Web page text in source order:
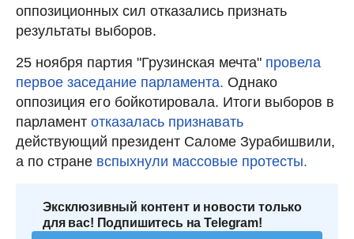
оппозиционных сил отказались признать
результаты выборов.
25 ноября партия "Грузинская мечта" провела
первое заседание парламента. Однако
оппозиция его бойкотировала. Итоги выборов в
парламент отказалась признавать
действующий президент Саломе Зурабишвили,
а по стране вспыхнули массовые протесты.
Эксклюзивный контент и новости только
для вас! Подпишитесь на Telegram!